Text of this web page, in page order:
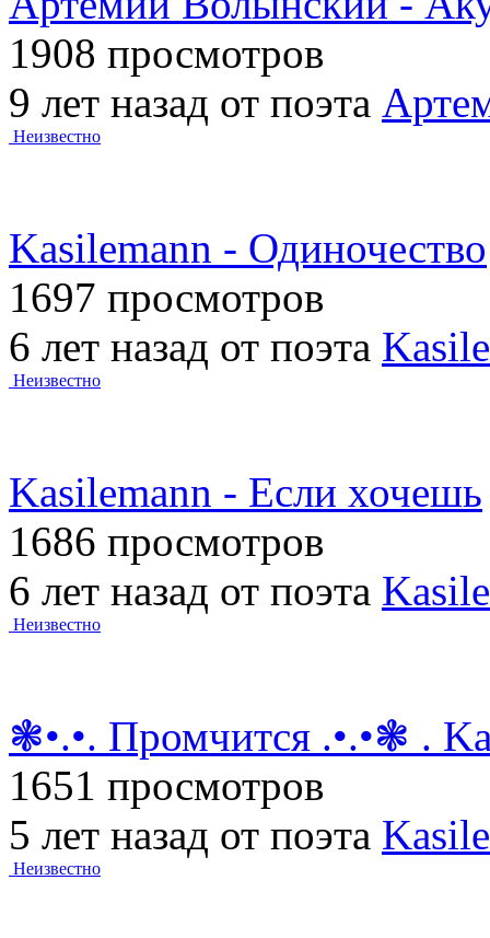
1908 просмотров
9 лет назад от поэта
Неизвестно
Kasilemann - Одиночество
1697 просмотров
6 лет назад от поэта
Неизвестно
Kasilemann - Если хочешь
1686 просмотров
6 лет назад от поэта
Неизвестно
❃•.•. Промчится .•.•❃ .
1651 просмотров
5 лет назад от поэта
Неизвестно